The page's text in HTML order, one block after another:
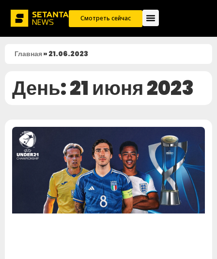
Смотреть сейчас
Главная» 21.06.2023
День: 21 июня 2023